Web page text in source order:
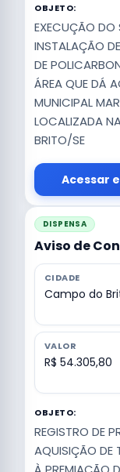
OBJETO:
EXECUÇÃO DO
INSTALAÇÃO
DE
ÁREA QUE DÁ
MUNICIPAL
LOCALIZADA
BRITO/SE
Acessar
DISPENSA
Aviso de
CIDADE
Campo do
VALOR
R$ 54.305,80
OBJETO:
REGISTRO DE
AQUISIÇÃO DE